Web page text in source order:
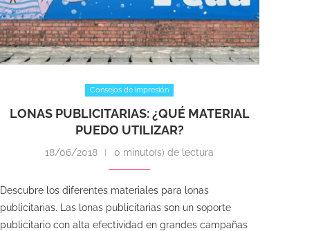
Consejos de impresión
LONAS PUBLICITARIAS: ¿QUÉ MATERIAL
PUEDO UTILIZAR?
18/06/2018 0 minuto(s) de lectura
Descubre los diferentes materiales para lonas
publicitarias. Las lonas publicitarias son un soporte
publicitario con alta efectividad en grandes campañas